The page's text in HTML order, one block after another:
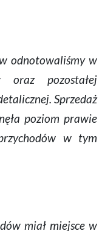
odnotowaliśmy w
oraz pozostałej
Sprzedaż
poziom prawie
w tym
miał miejsce w